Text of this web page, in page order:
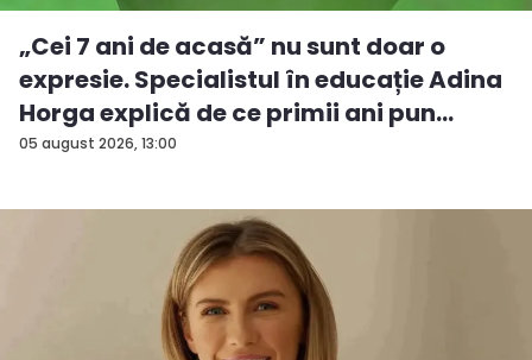
05 august 2026, 13:00
„Cei 7 ani de acasă” nu sunt doar o
expresie. Specialistul în educație Adina
Horga explică de ce primii ani pun
baze...